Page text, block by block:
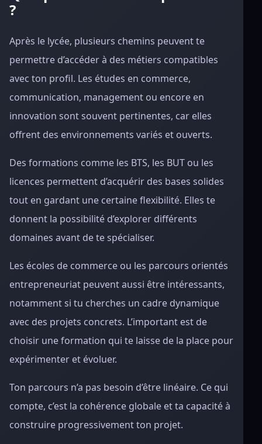
?
Après le lycée, plusieurs chemins peuvent te
permettre d’accéder à des métiers compatibles
avec ton profil. Les études en commerce,
communication, management ou encore en
innovation sont souvent pertinentes, car elles
offrent des environnements variés et ouverts.
Des formations comme les BTS, les BUT ou les
licences permettent d’acquérir des bases solides
tout en gardant une certaine flexibilité. Elles te
donnent la possibilité d’explorer différents
domaines avant de te spécialiser.
Les écoles de commerce ou les parcours orientés
entrepreneuriat peuvent aussi être intéressants,
notamment si tu cherches un cadre dynamique
avec des projets concrets. L’important est de
choisir une formation qui te laisse de la place pour
expérimenter et évoluer.
Ton parcours n’a pas besoin d’être linéaire. Ce qui
compte, c’est la cohérence globale et ta capacité à
construire progressivement ton projet.